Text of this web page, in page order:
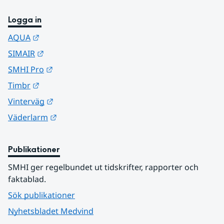
Logga in
AQUA
SIMAIR
SMHI Pro
Timbr
Vinterväg
Väderlarm
Publikationer
SMHI ger regelbundet ut tidskrifter, rapporter och
faktablad.
Sök publikationer
Nyhetsbladet Medvind